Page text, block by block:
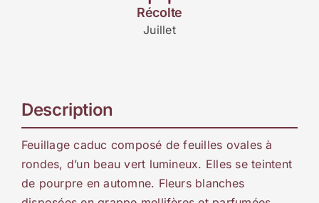
Récolte
Juillet
Description
Feuillage caduc composé de feuilles ovales à
rondes, d’un beau vert lumineux. Elles se teintent
de pourpre en automne. Fleurs blanches